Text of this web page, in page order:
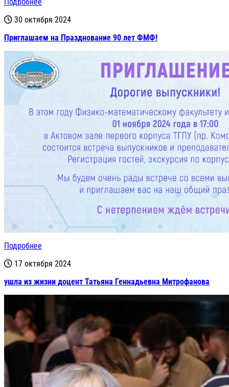
30 октября 2024
Приглашаем на Празднование 90 лет ФМФ!
Подробнее
17 октября 2024
ушла из жизни доцент Татьяна Геннадьевна Митрофанова